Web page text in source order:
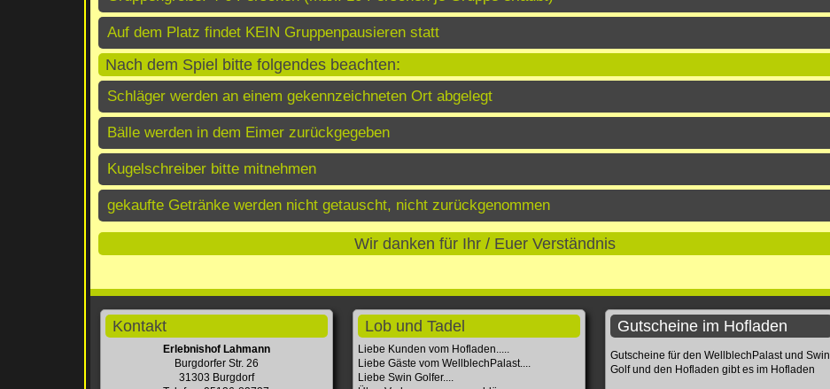
Auf dem Platz findet KEIN Gruppenpausieren statt
Nach dem Spiel bitte folgendes beachten:
Schläger werden an einem gekennzeichneten Ort abgelegt
Bälle werden in dem Eimer zurückgegeben
Kugelschreiber bitte mitnehmen
gekaufte Getränke werden nicht getauscht, nicht zurückgenommen
Wir danken für Ihr / Euer Verständnis
Kontakt
Erlebnishof Lahmann
Burgdorfer Str. 26
31303 Burgdorf
Lob und Tadel
Liebe Kunden vom Hofladen.....
Liebe Gäste vom WellblechPalast....
Liebe Swin Golfer....
Gutscheine im Hofladen
Gutscheine für den WellblechPalast und Swin
Golf und den Hofladen gibt es im Hofladen